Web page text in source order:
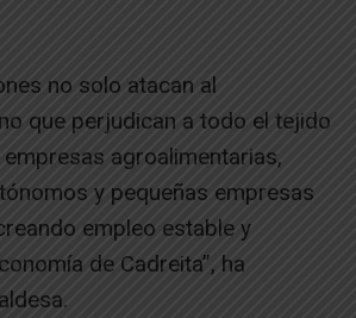
no solo atacan al
que perjudican a todo el tejido
agroalimentarias,
y pequeñas empresas
empleo estable y
de Cadreita”, ha